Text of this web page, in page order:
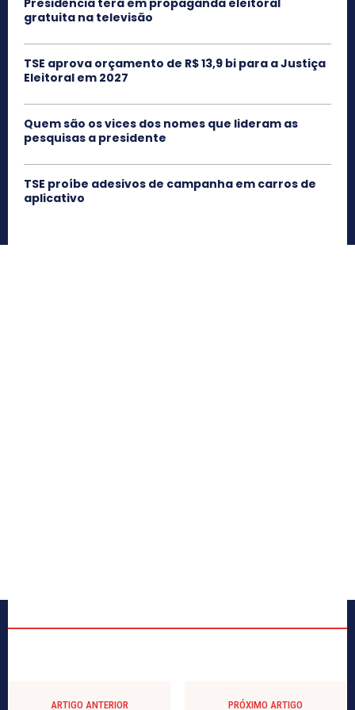
gratuita na televisão
TSE aprova orçamento de R$ 13,9 bi para a Justiça
Eleitoral em 2027
Quem são os vices dos nomes que lideram as
pesquisas a presidente
TSE proíbe adesivos de campanha em carros de
aplicativo
ARTIGO ANTERIOR PRÓXIMO ARTIGO